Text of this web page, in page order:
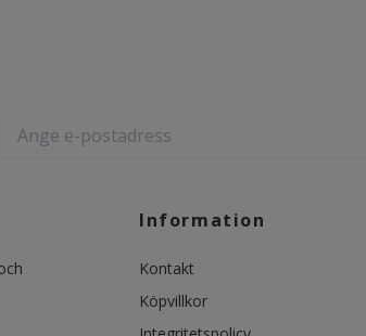
Information
Kontakt
Köpvillkor